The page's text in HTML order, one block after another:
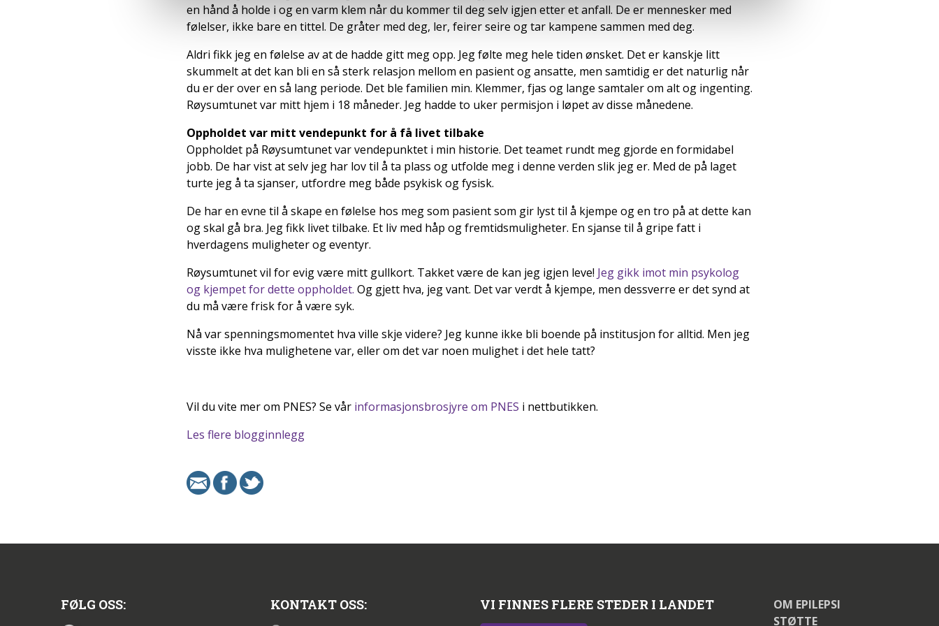
en hånd å holde i og en varm klem når du kommer til deg selv igjen etter et anfall. De er mennesker med
følelser, ikke bare en tittel. De gråter med deg, ler, feirer seire og tar kampene sammen med deg.
Aldri fikk jeg en følelse av at de hadde gitt meg opp. Jeg følte meg hele tiden ønsket. Det er kanskje litt
skummelt at det kan bli en så sterk relasjon mellom en pasient og ansatte, men samtidig er det naturlig når
du er der over en så lang periode. Det ble familien min. Klemmer, fjas og lange samtaler om alt og ingenting.
Røysumtunet var mitt hjem i 18 måneder. Jeg hadde to uker permisjon i løpet av disse månedene.
Oppholdet var mitt vendepunkt for å få livet tilbake
Oppholdet på Røysumtunet var vendepunktet i min historie. Det teamet rundt meg gjorde en formidabel
jobb. De har vist at selv jeg har lov til å ta plass og utfolde meg i denne verden slik jeg er. Med de på laget
turte jeg å ta sjanser, utfordre meg både psykisk og fysisk.
De har en evne til å skape en følelse hos meg som pasient som gir lyst til å kjempe og en tro på at dette kan
og skal gå bra. Jeg fikk livet tilbake. Et liv med håp og fremtidsmuligheter. En sjanse til å gripe fatt i
hverdagens muligheter og eventyr.
Røysumtunet vil for evig være mitt gullkort. Takket være de kan jeg igjen leve! Jeg gikk imot min psykolog
og kjempet for dette oppholdet. Og gjett hva, jeg vant. Det var verdt å kjempe, men dessverre er det synd at
du må være frisk for å være syk.
Nå var spenningsmomentet hva ville skje videre? Jeg kunne ikke bli boende på institusjon for alltid. Men jeg
visste ikke hva mulighetene var, eller om det var noen mulighet i det hele tatt?
Vil du vite mer om PNES? Se vår informasjonsbrosjyre om PNES i nettbutikken.
Les flere blogginnlegg
FØLG OSS: KONTAKT OSS: VI FINNES FLERE STEDER I LANDET
OM EPILEPSI
STØTTE